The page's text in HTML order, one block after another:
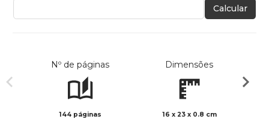
Calcular
Nº de páginas
144 páginas
Dimensões
16 x 23 x 0.8 cm